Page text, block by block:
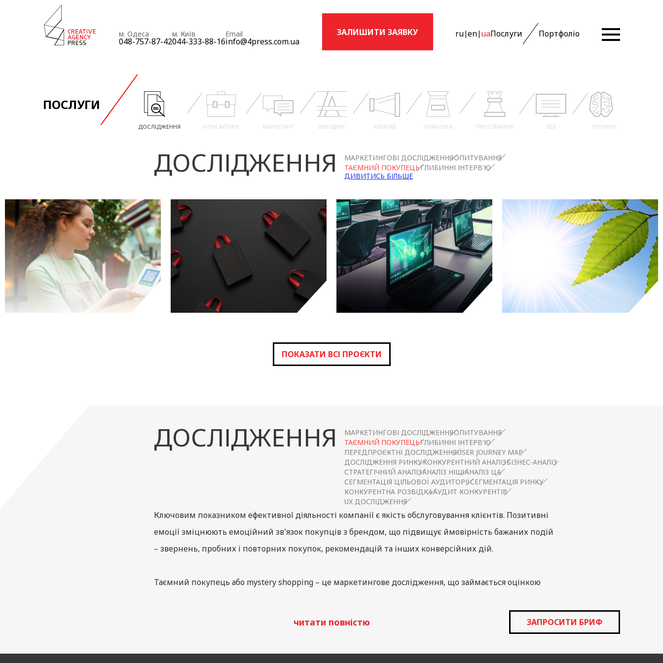
м. Одеса
048-757-87-42
м. Київ
044-333-88-16
Email
info@4press.com.ua
ЗАЛИШИТИ ЗАЯВКУ ru|en| uaПослуги Портфоліо
ПОСЛУГИ
ДОСЛІДЖЕННЯ КОНСАЛТИНГ МАРКЕТИНГ БРЕНДИНГ КРЕАТИВ УПАКОВКА ПРОСУВАННЯ ВЕБ ТРЕНІНГИ
ДОСЛІДЖЕННЯ МАРКЕТИНГОВІ ДОСЛІДЖЕННЯОПИТУВАННЯ
ТАЄМНИЙ ПОКУПЕЦЬГЛИБИННІ ІНТЕРВ'Ю
ДИВИТИСЬ БІЛЬШЕ
АВТОМАТИЗАЦІЯ ДЛЯ
HORECA
дослідження
РІТЕЙЛ
дослідження
МІЖНАРОДНА IT
КОМПАНІЯ
дослідження
СОНЯЧНА
ЕНЕРГЕТИКА
дослідження
ПОКАЗАТИ ВСІ ПРОЄКТИ
ДОСЛІДЖЕННЯ МАРКЕТИНГОВІ ДОСЛІДЖЕННЯОПИТУВАННЯ
ТАЄМНИЙ ПОКУПЕЦЬГЛИБИННІ ІНТЕРВ'Ю
ПЕРЕДПРОЄКТНІ ДОСЛІДЖЕННЯUSER JOURNEY MAP
ДОСЛІДЖЕННЯ РИНКУКОНКУРЕНТНИЙ АНАЛІЗБІЗНЕС-АНАЛІЗ
СТРАТЕГІЧНИЙ АНАЛІЗАНАЛІЗ НІШІАНАЛІЗ ЦА
СЕГМЕНТАЦІЯ ЦІЛЬОВОЇ АУДИТОРІЇСЕГМЕНТАЦІЯ РИНКУ
КОНКУРЕНТНА РОЗВІДКААУДИТ КОНКУРЕНТІВ
UX ДОСЛІДЖЕННЯ
Ключовим показником ефективної діяльності компанії є якість обслуговування клієнтів. Позитивні
емоції зміцнюють емоційний зв'язок покупців з брендом, що підвищує ймовірність бажаних подій
– звернень, пробних і повторних покупок, рекомендацій та інших конверсійних дій.
Таємний покупець або mystery shopping – це маркетингове дослідження, що займається оцінкою
підготовлений таємний агент здійснює покупку або користується послугою, оцінює
читати повністю ЗАПРОСИТИ БРИФ